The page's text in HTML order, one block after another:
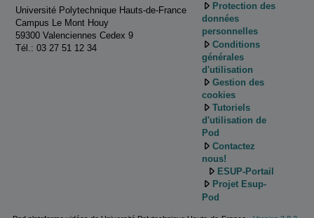
Université Polytechnique Hauts-de-France
Campus Le Mont Houy
59300 Valenciennes Cedex 9
Tél.: 03 27 51 12 34
Protection des
données
personnelles
Conditions
générales
d'utilisation
Gestion des
cookies
Tutoriels
d'utilisation de
Pod
Contactez
nous!
ESUP-Portail
Projet Esup-
Pod